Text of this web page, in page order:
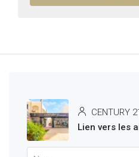
CENTURY
Lien vers les